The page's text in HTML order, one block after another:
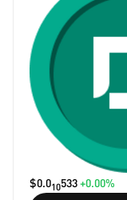
$0.010533+0.00%